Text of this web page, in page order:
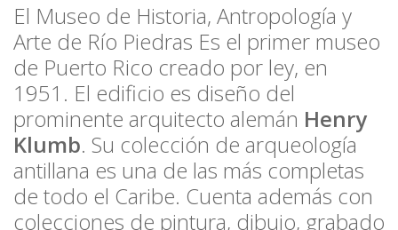
El Museo de Historia, Antropología y
Arte de Río Piedras Es el primer museo
de Puerto Rico creado por ley, en
1951. El edificio es diseño del
prominente arquitecto alemán Henry
Klumb. Su colección de arqueología
antillana es una de las más completas
de todo el Caribe. Cuenta además con
colecciones de pintura, dibujo, grabado